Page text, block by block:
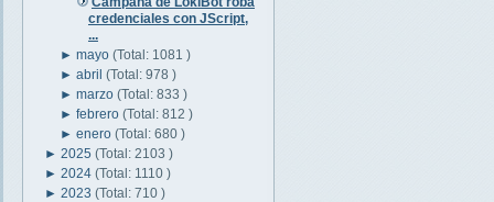
credenciales con JScript,
...
►mayo(Total: 1081 )
►abril(Total: 978 )
►marzo(Total: 833 )
►febrero(Total: 812 )
►enero(Total: 680 )
► 2025 (Total: 2103 )
► 2024 (Total: 1110 )
► 2023 (Total: 710 )